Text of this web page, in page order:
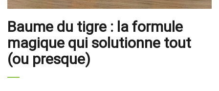
Baume du tigre : la formule
magique qui solutionne tout
(ou presque)